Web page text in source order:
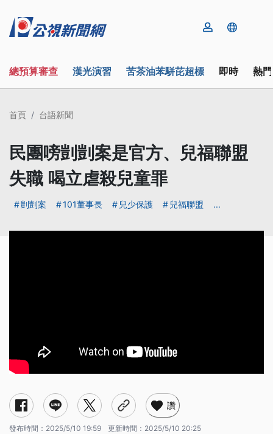
總預算審查 漢光演習 苦茶油苯駢芘超標 即時 熱
首頁 台語新聞
民團嗙剴剴案是官方、兒福聯盟
失職 喝立虐殺兒童罪
剴剴案 101董事長 兒少保護 兒福聯盟 ...
讚
發布時間： 2025/5/10 19:59 更新時間： 2025/5/10 20:25